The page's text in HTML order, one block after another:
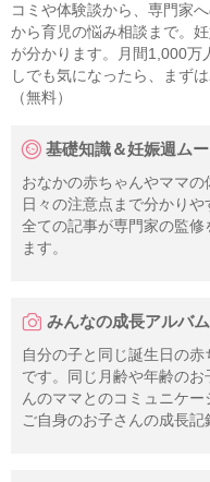
コミや体験談から、専門家
から育児の悩み相談まで。
が分かります。月間1,000万
しでも気になったら、まず
（無料）
基礎知識＆妊娠週ム
おなかの赤ちゃんやママ
日々の注意点まで分かりや
全ての記事が専門家の監
ます。
みんなの成長アルバム
自分の子と同じ誕生日の
です。同じ月齢や年齢の
んのママとのコミュニケー
ご自身のお子さんの成長記